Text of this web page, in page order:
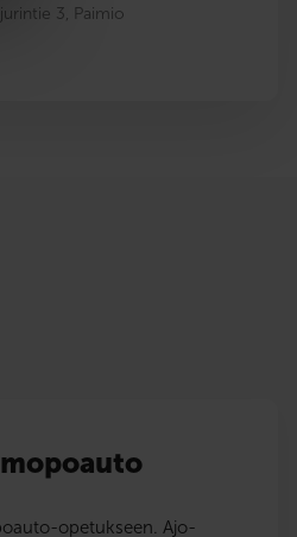
3, Paimio
opetukseen. Ajo-